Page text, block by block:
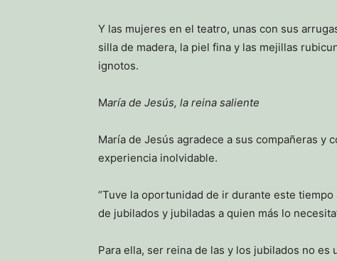
Y las mujeres en el teatro, unas con sus
silla de madera, la piel fina y las mejillas
ignotos.
María de Jesús, la reina saliente
María de Jesús agradece a sus compañeras y
experiencia inolvidable.
“Tuve la oportunidad de ir durante este
de jubilados y jubiladas a quien más lo
Para ella, ser reina de las y los jubilados no